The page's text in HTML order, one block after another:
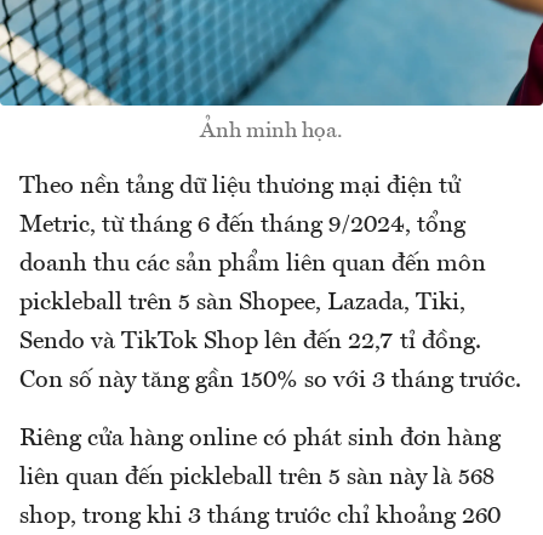
Ảnh minh họa.
Theo nền tảng dữ liệu thương mại điện tử
Metric, từ tháng 6 đến tháng 9/2024, tổng
doanh thu các sản phẩm liên quan đến môn
pickleball trên 5 sàn Shopee, Lazada, Tiki,
Sendo và TikTok Shop lên đến 22,7 tỉ đồng.
Con số này tăng gần 150% so với 3 tháng trước.
Riêng cửa hàng online có phát sinh đơn hàng
liên quan đến pickleball trên 5 sàn này là 568
shop, trong khi 3 tháng trước chỉ khoảng 260